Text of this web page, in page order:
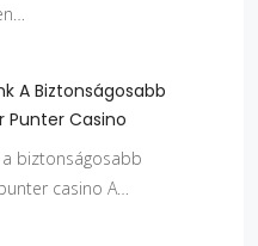
A Biztonságosabb
Punter Casino
biztonságosabb
casino A…